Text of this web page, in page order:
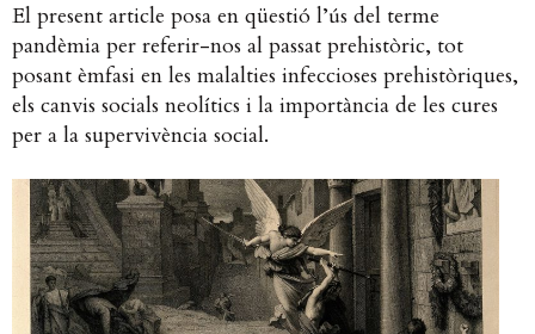
El present article posa en qüestió l’ús del terme
pandèmia per referir-nos al passat prehistòric, tot
posant èmfasi en les malalties infeccioses prehistòriques,
els canvis socials neolítics i la importància de les cures
per a la supervivència social.